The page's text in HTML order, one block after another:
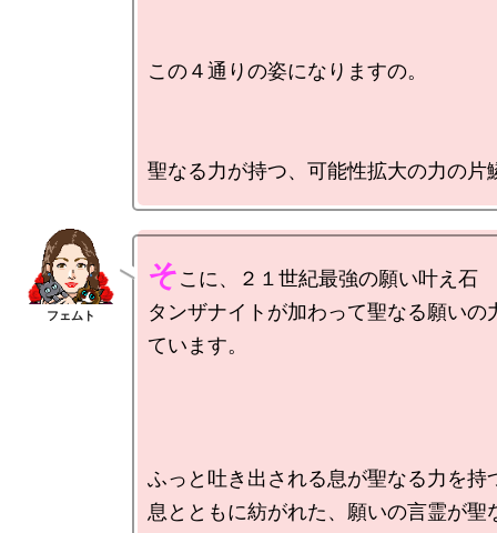
この４通りの姿になりますの。
そこに、２１世紀最強の願い叶え石
タンザナイトが加わって聖なる願いの
ています。
ふっと吐き出される息が聖なる力を持
息とともに紡がれた、願いの言霊が聖